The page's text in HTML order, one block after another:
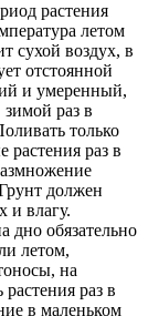
растения
летом
сухой воздух, в
отстоянной
и умеренный,
раз в
только
растения раз в
должен
и влагу.
дно обязательно
летом,
на
раз в
в маленьком